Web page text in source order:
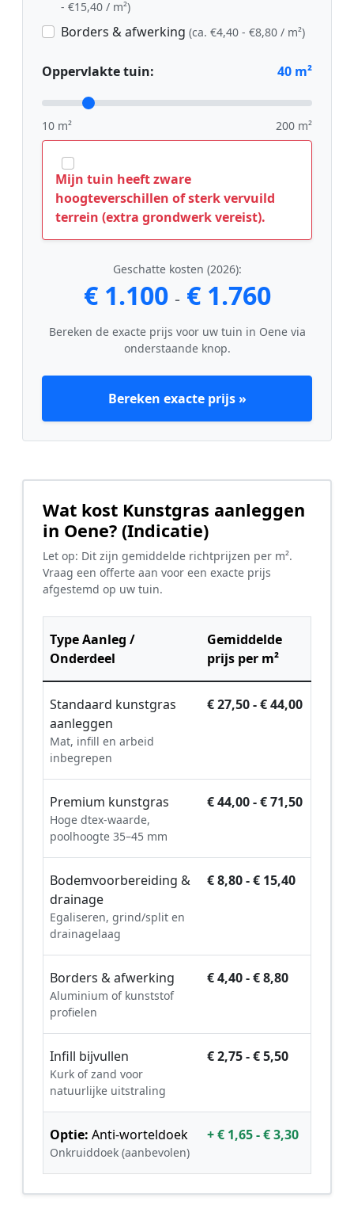
- €15,40 / m²)
Borders & afwerking (ca. €4,40 - €8,80 / m²)
Oppervlakte tuin: 40 m²
10 m² 200 m²
Mijn tuin heeft zware
hoogteverschillen of sterk vervuild
terrein (extra grondwerk vereist).
Geschatte kosten (2026):
€ 1.100 - € 1.760
Bereken de exacte prijs voor uw tuin in Oene via
onderstaande knop.
Bereken exacte prijs »
Wat kost Kunstgras aanleggen
in Oene? (Indicatie)
Let op: Dit zijn gemiddelde richtprijzen per m².
Vraag een offerte aan voor een exacte prijs
afgestemd op uw tuin.
Type Aanleg /
Onderdeel
Gemiddelde
prijs per m²
Standaard kunstgras
aanleggen
Mat, infill en arbeid
inbegrepen
€ 27,50 - € 44,00
Premium kunstgras
Hoge dtex-waarde,
poolhoogte 35–45 mm
€ 44,00 - € 71,50
Bodemvoorbereiding &
drainage
Egaliseren, grind/split en
drainagelaag
€ 8,80 - € 15,40
Borders & afwerking
Aluminium of kunststof
profielen
€ 4,40 - € 8,80
Infill bijvullen
Kurk of zand voor
natuurlijke uitstraling
€ 2,75 - € 5,50
Optie: Anti-worteldoek
Onkruiddoek (aanbevolen)
+ € 1,65 - € 3,30